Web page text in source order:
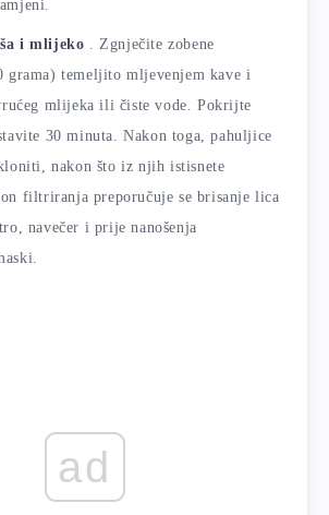
i mlijeko . Zgnječite zobene
grama) temeljito mljevenjem kave i
mlijeka ili čiste vode. Pokrijte
30 minuta. Nakon toga, pahuljice
nakon što iz njih istisnete
filtriranja preporučuje se brisanje lica
navečer i prije nanošenja
ad